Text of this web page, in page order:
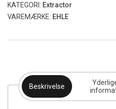
KATEGORI: Extractor
VAREMÆRKE: EHLE
Beskrivelse